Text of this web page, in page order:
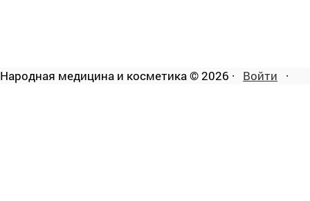
Народная медицина и косметика © 2026 · Войти ·